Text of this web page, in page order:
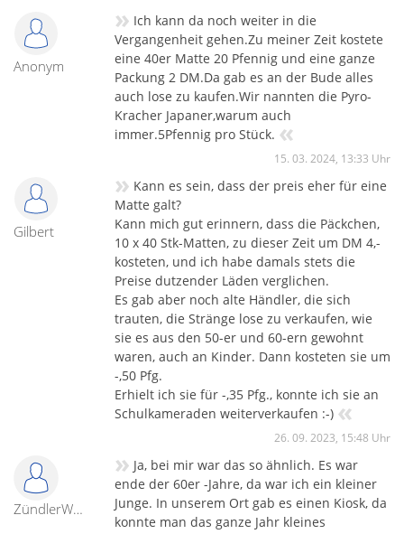
Anonym
» Ich kann da noch weiter in die
Vergangenheit gehen.Zu meiner Zeit kostete
eine 40er Matte 20 Pfennig und eine ganze
Packung 2 DM.Da gab es an der Bude alles
auch lose zu kaufen.Wir nannten die Pyro-
Kracher Japaner,warum auch
immer.5Pfennig pro Stück. «
15. 03. 2024, 13:33 Uhr
Gilbert
» Kann es sein, dass der preis eher für eine
Matte galt?
Kann mich gut erinnern, dass die Päckchen,
10 x 40 Stk-Matten, zu dieser Zeit um DM 4,-
kosteten, und ich habe damals stets die
Preise dutzender Läden verglichen.
Es gab aber noch alte Händler, die sich
trauten, die Stränge lose zu verkaufen, wie
sie es aus den 50-er und 60-ern gewohnt
waren, auch an Kinder. Dann kosteten sie um
-,50 Pfg.
Erhielt ich sie für -,35 Pfg., konnte ich sie an
Schulkameraden weiterverkaufen :-) «
26. 09. 2023, 15:48 Uhr
ZündlerWalter
» Ja, bei mir war das so ähnlich. Es war
ende der 60er -Jahre, da war ich ein kleiner
Junge. In unserem Ort gab es einen Kiosk, da
konnte man das ganze Jahr kleines